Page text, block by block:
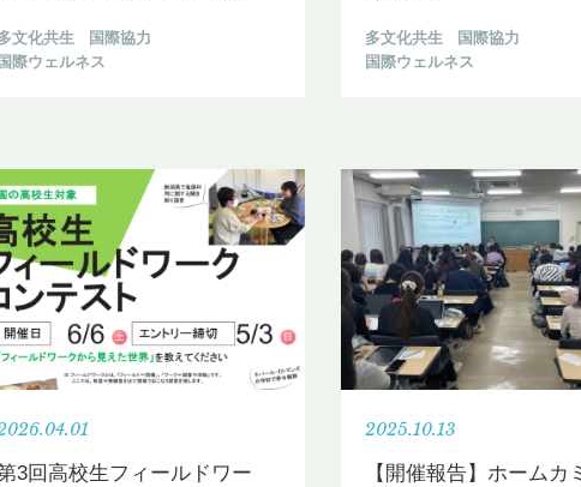
文化共生
国際協力
際ウェルネス
多文化共生
国際協力
国際ウェルネス
3回高校生フィールドワー
2025.10.13
【開催報告】ホームカ